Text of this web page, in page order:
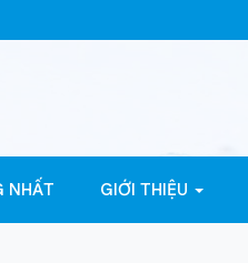
NHẤT GIỚI THIỆU